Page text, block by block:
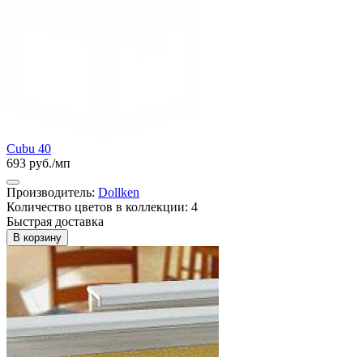
Cubu 40
693 руб./мп
Производитель: Dollken
Количество цветов в коллекции: 4
Быстрая доставка
В корзину